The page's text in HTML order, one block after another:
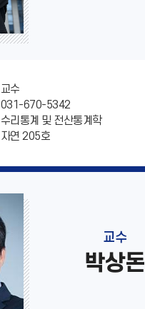
교수
031-670-5342
수리통계 및 전산통계학
자연 205호
교수
박상돈